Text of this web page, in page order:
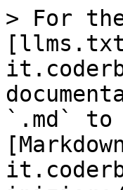
> For
`.md` to